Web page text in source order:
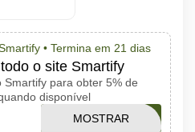
• Termina em 21 dias
o site Smartify
para obter 5% de
disponível
ADSMARTIFY5
MOSTRAR